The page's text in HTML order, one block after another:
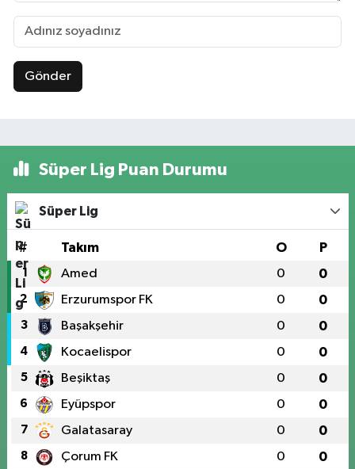
Gönder
Süper Lig Puan Durumu
Süper Lig
# Takım O P
1 Amed 0 0
2 Erzurumspor FK 0 0
3 Başakşehir 0 0
4 Kocaelispor 0 0
5 Beşiktaş 0 0
6 Eyüpspor 0 0
7 Galatasaray 0 0
8 Çorum FK 0 0